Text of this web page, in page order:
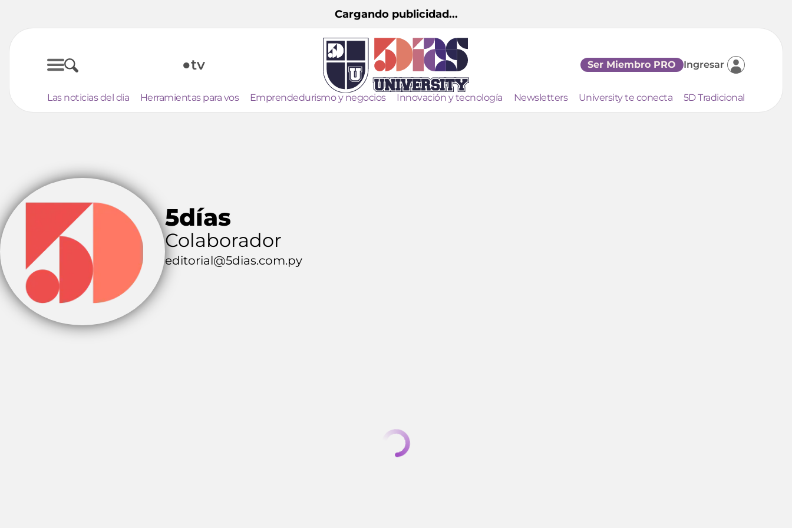
Cargando publicidad...
●tv Ser Miembro PRO Ingresar
Las noticias del dia Herramientas para vos Emprendedurismo y negocios Innovación y tecnología Newsletters University te conecta 5D Tradicional
5días
Colaborador
editorial@5dias.com.py